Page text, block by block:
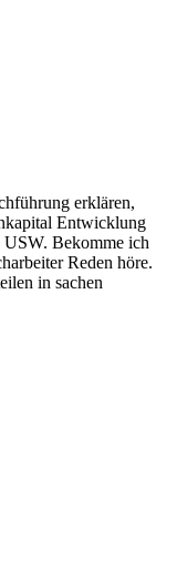
erklären,
Entwicklung
Bekomme ich
Reden höre.
in sachen